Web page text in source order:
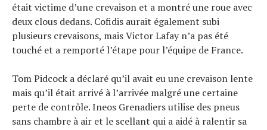
était victime d’une crevaison et a montré une roue avec
deux clous dedans. Cofidis aurait également subi
plusieurs crevaisons, mais Victor Lafay n’a pas été
touché et a remporté l’étape pour l’équipe de France.
Tom Pidcock a déclaré qu’il avait eu une crevaison lente
mais qu’il était arrivé à l’arrivée malgré une certaine
perte de contrôle. Ineos Grenadiers utilise des pneus
sans chambre à air et le scellant qui a aidé à ralentir sa